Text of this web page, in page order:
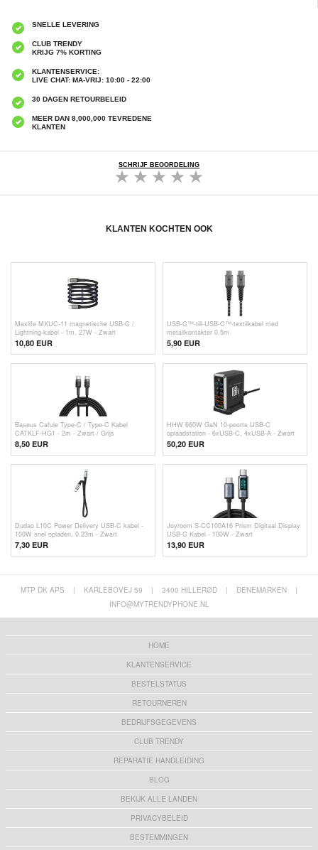
SNELLE LEVERING
CLUB TRENDY
KRIJG 7% KORTING
KLANTENSERVICE:
LIVE CHAT: MA-VRIJ: 10:00 - 22:00
30 DAGEN RETOURBELEID
MEER DAN 8,000,000 TEVREDENE
KLANTEN
SCHRIJF BEOORDELING
KLANTEN KOCHTEN OOK
Maxlife MXUC-11 magnetische USB-C /
Lightning-kabel - 1m, 27W - Zwart
10,80 EUR
USB-C™-till-USB-C™-textilkabel med
metallkontakter 0.5m
5,90 EUR
Baseus Cafule Type-C / Type-C Kabel
CATKLF-HG1 - 2m - Zwart / Grijs
8,50 EUR
HHW 660W GaN 10-poorts USB-C
oplaadstation - 6xUSB-C, 4xUSB-A - Zwart
50,20 EUR
Dudao L10C Power Delivery USB-C kabel -
100W snel opladen, 0.23m - Zwart
7,30 EUR
Joyroom S-CC100A16 Prism Digitaal Display
USB-C Kabel - 100W - Zwart
13,90 EUR
MTP DK APS | KARLEBOVEJ 59 | 3400 HILLERØD | DENEMARKEN
|
INFO@MYTRENDYPHONE.NL
HOME
KLANTENSERVICE
BESTELSTATUS
RETOURNEREN
BEDRIJFSGEGEVENS
CLUB TRENDY
REPARATIE HANDLEIDING
BLOG
BEKIJK ALLE LANDEN
PRIVACYBELEID
BESTEMMINGEN